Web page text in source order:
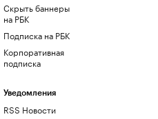
Скрыть баннеры
на РБК
Подписка на РБК
Корпоративная
подписка
Уведомления
RSS Новости